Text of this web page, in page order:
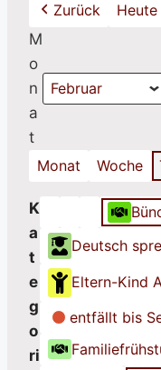
Zurück Heute
M
o
n
a
t
Monat Woche
K
a
t
e
g
o
ri
a
t
e
g
o
r
a
t
e
g
o
r
a
e
g
r
Deutsch
Eltern-Kind
entfällt bis